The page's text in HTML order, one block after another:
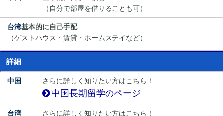
（自分で部屋を借りることも可）
基本的に自己手配
（ゲストハウス・賃貸・ホームステイなど）
詳細
さらに詳しく知りたい方はこちら！
中国長期留学のページ
さらに詳しく知りたい方はこちら！